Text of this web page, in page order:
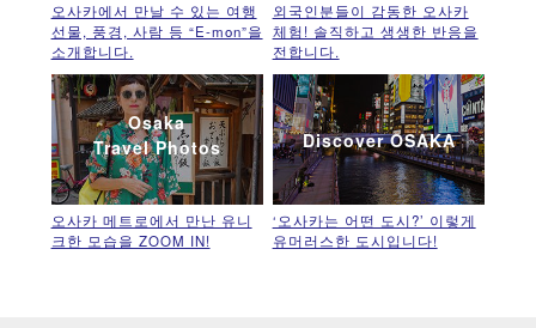
오사카에서 만날 수 있는 여행
선물, 풍경, 사람 등 “E-mon”을
소개합니다.
외국인분들이 감동한 오사카
체험! 솔직하고 생생한 반응을
전합니다.
Osaka
Travel Photos
오사카 메트로에서 만난 유니
크한 모습을 ZOOM IN!
Discover OSAKA
‘오사카는 어떤 도시?’ 이렇게
유머러스한 도시입니다!